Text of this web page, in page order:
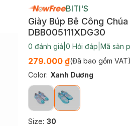
BITI'S
Giày Búp Bê Công
DBB005111XDG30
0 đánh giá 0 Hỏi đáp Mã sản
279.000 ₫(Đã bao gồm VAT)
Color: Xanh Dương
Size: 30